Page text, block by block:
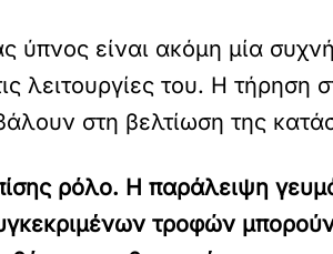
είναι ακόμη μία
λειτουργίες του. Η
στη βελτίωση της
ρόλο. Η παράλειψη
τροφών